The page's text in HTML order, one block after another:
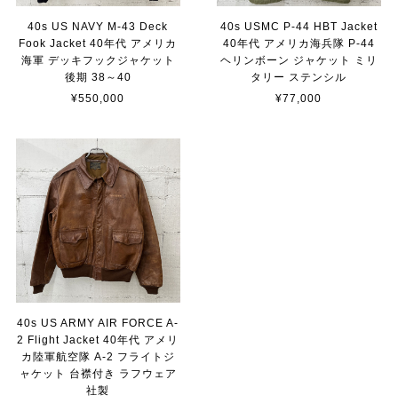
40s US NAVY M-43 Deck
Fook Jacket 40年代 アメリカ
海軍 デッキフックジャケット
後期 38～40
¥550,000
40s USMC P-44 HBT Jacket
40年代 アメリカ海兵隊 P-44
ヘリンボーン ジャケット ミリ
タリー ステンシル
¥77,000
40s US ARMY AIR FORCE A-
2 Flight Jacket 40年代 アメリ
カ陸軍航空隊 A-2 フライトジ
ャケット 台襟付き ラフウェア
社製